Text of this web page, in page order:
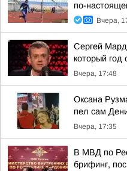
по-
Вчера,
Сергей
который год
Вчера, 17:48
Оксана
пел сам
Вчера, 17:35
В МВД по
брифинг,